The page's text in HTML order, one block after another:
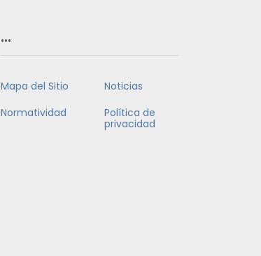
…
Mapa del Sitio
Noticias
Normatividad
Política de
privacidad